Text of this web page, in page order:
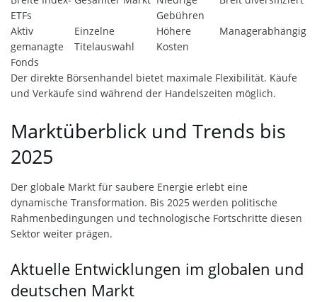
ETFs
Gebühren
Aktiv
gemanagte
Fonds
Einzelne
Titelauswahl
Höhere
Kosten
Managerabhängig
Der direkte Börsenhandel bietet maximale Flexibilität. Käufe
und Verkäufe sind während der Handelszeiten möglich.
Marktüberblick und Trends bis
2025
Der globale Markt für saubere Energie erlebt eine
dynamische Transformation. Bis 2025 werden politische
Rahmenbedingungen und technologische Fortschritte diesen
Sektor weiter prägen.
Aktuelle Entwicklungen im globalen und
deutschen Markt